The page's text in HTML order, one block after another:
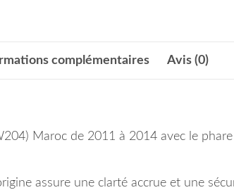
complémentaires Avis (0)
Maroc de 2011 à 2014 avec le
assure une clarté accrue et une